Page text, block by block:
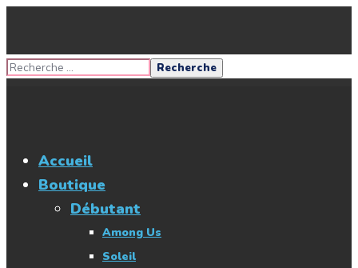
Accueil
Boutique
Débutant
Among Us
Soleil